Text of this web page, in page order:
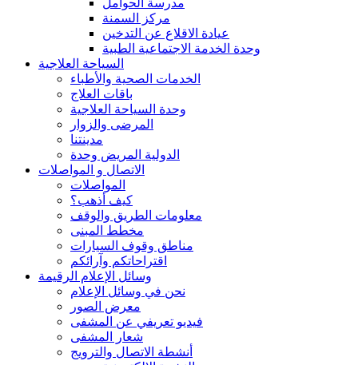
مدرسة الحوامل
مركز السمنة
عيادة الاقلاع عن التدخين
وحدة الخدمة الاجتماعية الطبية
السياحة العلاجية
الخدمات الصحية والأطباء
باقات العلاج
وحدة السياحة العلاجية
المرضى والزوار
مدينتنا
الدولية المريض وحدة
الاتصال و المواصلات
المواصلات
كيف أذهب؟
معلومات الطريق والوقف
مخطط المبنى
مناطق وقوف السيارات
اقتراحاتكم وآرائكم
وسائل الإعلام الرقيمة
نحن في وسائل الإعلام
معرض الصور
فيديو تعريفي عن المشفى
شعار المشفى
أنشطة الاتصال والترويج